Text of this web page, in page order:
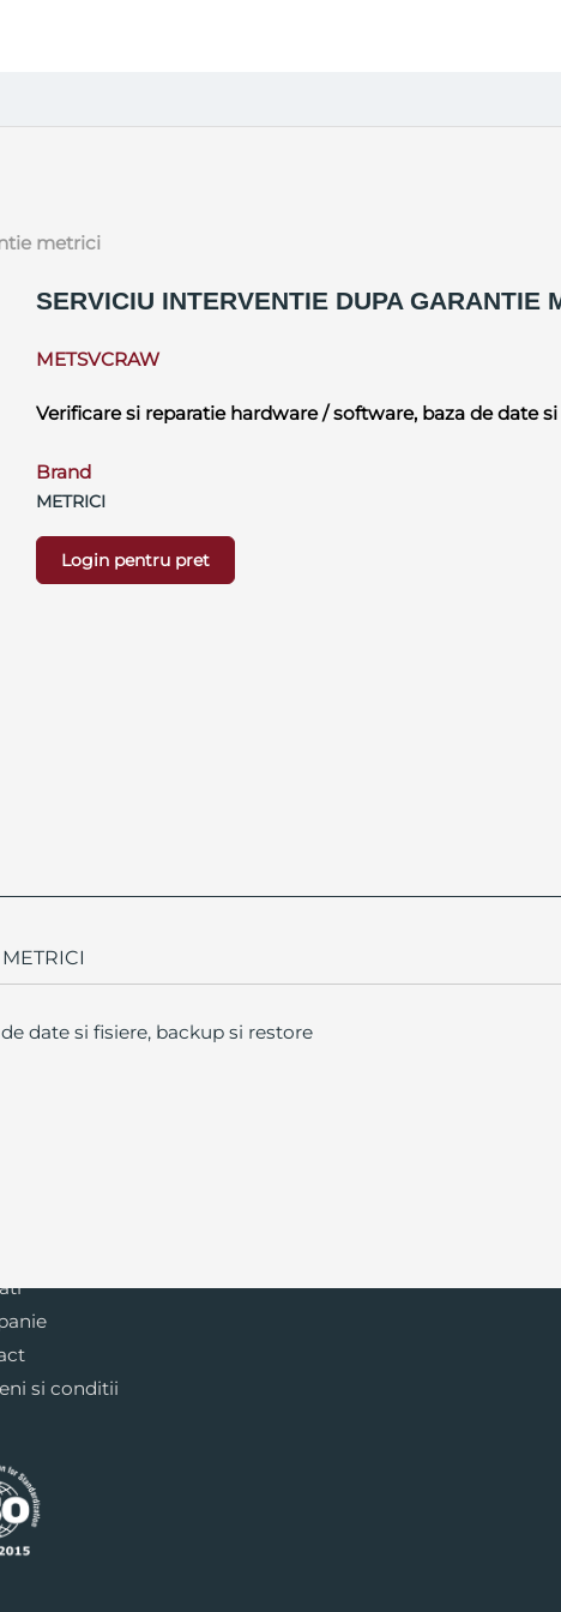
metrici
SERVICIU INTERVENTIE DUPA GARANTIE
METSVCRAW
Verificare si reparatie hardware / software, baza de date
Brand
METRICI
Login pentru pret
METRICI
date si fisiere, backup si restore
si conditii